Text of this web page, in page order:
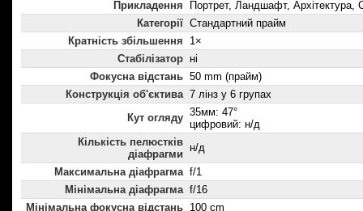
Прикладення
Портрет, Ландшафт, Архітектура,
Категорії Стандартний прайм
Кратність збільшення
1×
Стабілізатор ні
Фокусна відстань 50 mm (прайм)
Конструкція об'єктива 7 лінз у 6 групах
Кут огляду 35мм: 47°
цифровий: н/д
Кількість пелюстків
діафрагми
н/д
Максимальна діафрагма f/1
Мінімальна діафрагма f/16
Мінімальна фокусна відстань 100 cm